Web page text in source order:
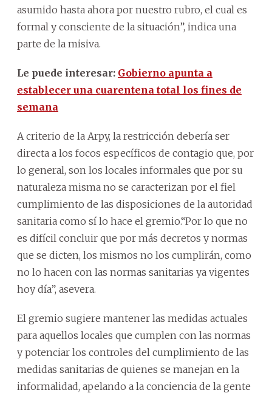
asumido hasta ahora por nuestro rubro, el cual es
formal y consciente de la situación”, indica una
parte de la misiva.
Le puede interesar: Gobierno apunta a
establecer una cuarentena total los fines de
semana
A criterio de la Arpy, la restricción debería ser
directa a los focos específicos de contagio que, por
lo general, son los locales informales que por su
naturaleza misma no se caracterizan por el fiel
cumplimiento de las disposiciones de la autoridad
sanitaria como sí lo hace el gremio.“Por lo que no
es difícil concluir que por más decretos y normas
que se dicten, los mismos no los cumplirán, como
no lo hacen con las normas sanitarias ya vigentes
hoy día”, asevera.
El gremio sugiere mantener las medidas actuales
para aquellos locales que cumplen con las normas
y potenciar los controles del cumplimiento de las
medidas sanitarias de quienes se manejan en la
informalidad, apelando a la conciencia de la gente